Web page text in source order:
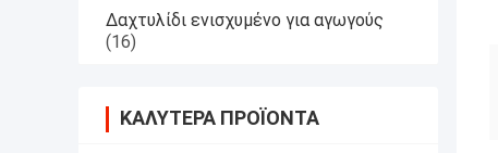
Δαχτυλίδι ενισχυμένο για αγωγούς
(16)
ΚΑΛΎΤΕΡΑ ΠΡΟΪΌΝΤΑ